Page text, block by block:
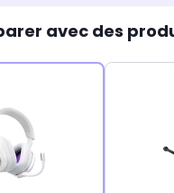
avec des